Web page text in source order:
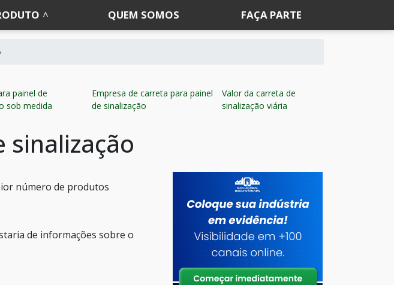
QUEM SOMOS FAÇA PARTE
painel de
sob medida
Empresa de carreta para painel
de sinalização
Valor da carreta de
sinalização viária
sinalização
número de produtos
de informações sobre o